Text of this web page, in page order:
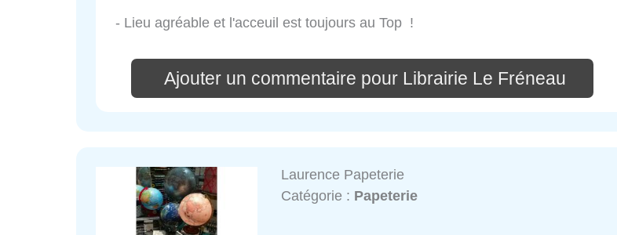
- Lieu agréable et l'acceuil est toujours au Top !
Ajouter un commentaire pour Librairie Le Fréneau
Laurence Papeterie
Catégorie : Papeterie